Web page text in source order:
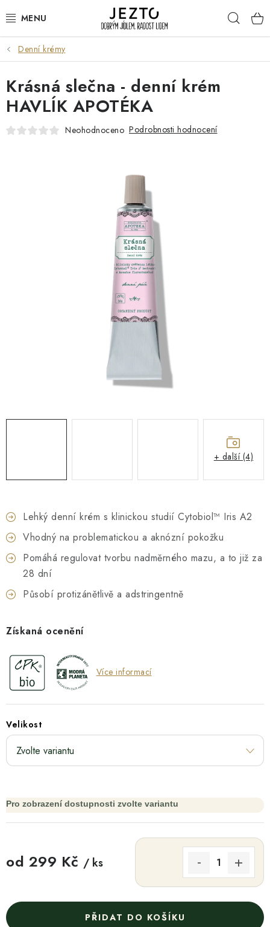
na
DÁRKOVÉ SADY
TRVANLIVÉ
DROGERIE A KOSMETIKA
FIREMNÍ DÁRKY
Denní krémy
Lehký denní krém s klinickou studií Cytobiol™ Iris A2
Vhodný na problematickou a aknózní pokožku
Pomáhá regulovat tvorbu nadměrného mazu, a to již za
28 dní
Působí protizánětlivě a adstringentně
Získaná ocenění
Více informací
Velikost
od 299 Kč / ks
PŘIDAT DO KOŠÍKU
Krásná slečna - denní krém
HAVLÍK APOTÉKA
Neohodnoceno Podrobnosti hodnocení
+ další (4)